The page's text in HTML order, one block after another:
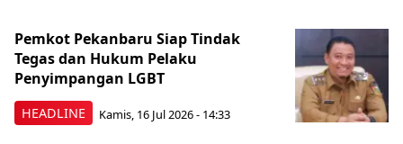
HEADLINE
Pemkot Pekanbaru Siap Tindak
Tegas dan Hukum Pelaku
Penyimpangan LGBT
Kamis, 16 Jul 2026 - 14:33